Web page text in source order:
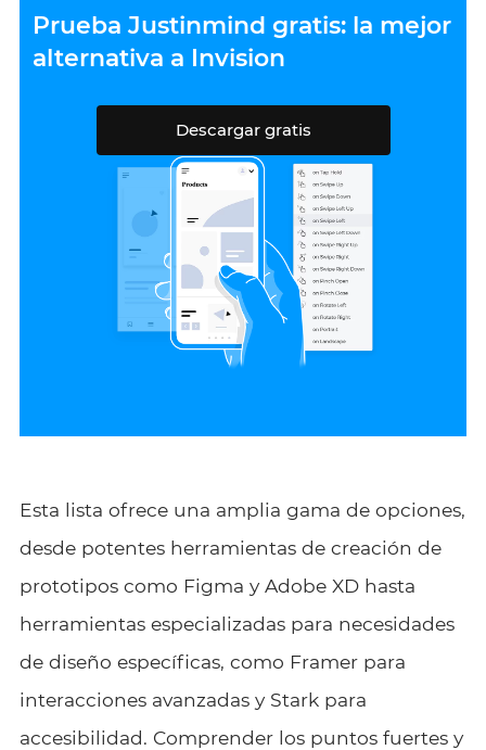
Prueba Justinmind gratis: la mejor
alternativa a Invision
Descargar gratis
Esta lista ofrece una amplia gama de opciones,
desde potentes herramientas de creación de
prototipos como Figma y Adobe XD hasta
herramientas especializadas para necesidades
de diseño específicas, como Framer para
interacciones avanzadas y Stark para
accesibilidad. Comprender los puntos fuertes y